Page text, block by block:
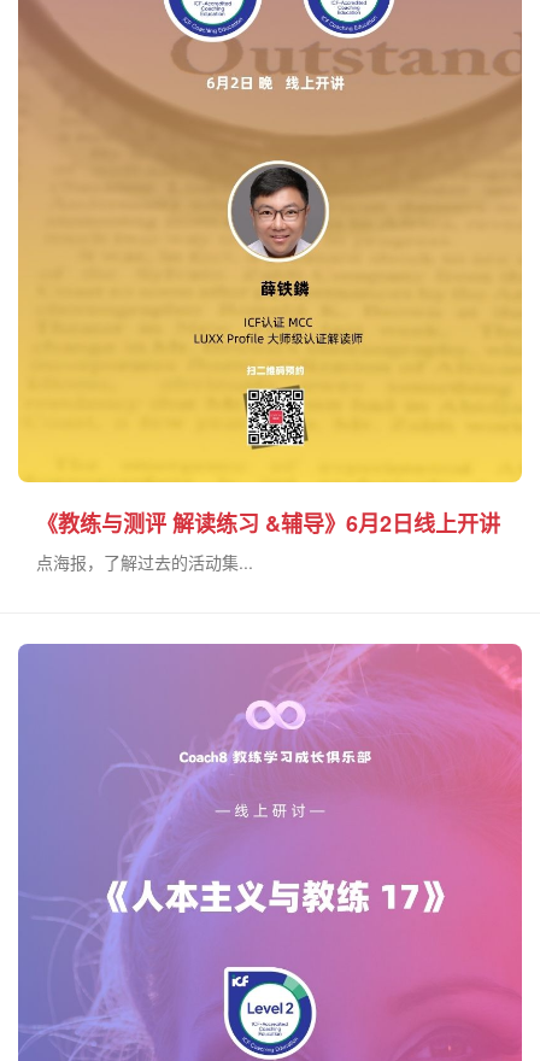
《教练与测评 解读练习 &辅导》6月2日线上开讲
点海报，了解过去的活动集...